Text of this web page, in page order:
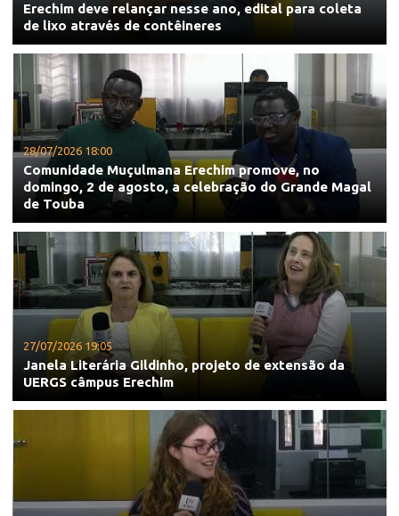
Erechim deve relançar nesse ano, edital para coleta
de lixo através de contêineres
28/07/2026 18:00
Comunidade Muçulmana Erechim promove, no
domingo, 2 de agosto, a celebração do Grande Magal
de Touba
27/07/2026 19:05
Janela Literária Gildinho, projeto de extensão da
UERGS câmpus Erechim